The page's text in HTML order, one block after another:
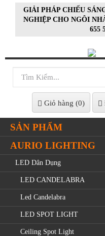
GIẢI PHÁP CHIẾU
NGHIỆP CHO NGÔI
Giỏ hàng (0)
SẢN PHẨM
AURIO LIGHTING
LED Dân Dụng
LED CANDELABRA
Led Candelabra
LED SPOT LIGHT
Ceiling Spot Light